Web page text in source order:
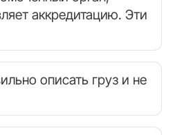
аккредитацию. Эти
описать груз и не